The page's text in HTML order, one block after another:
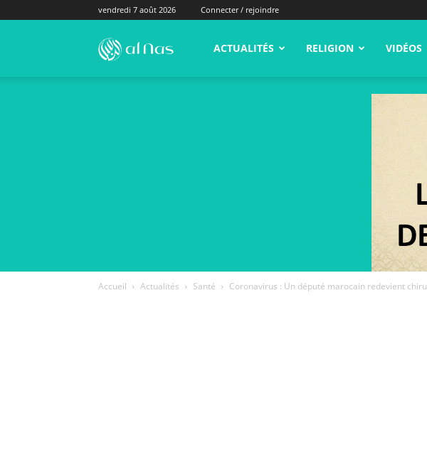
vendredi 7 août 2026 Connecter / rejoindre
alNas.fr ACTUALITÉS RELIGION VIDÉOS
Accueil Actualités Santé Coronavirus : Un député marocain redevient